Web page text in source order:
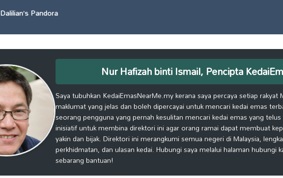
Dalilian’s Pandora
Nur Hafizah binti Ismail, Pencipta
Saya tubuhkan KedaiEmasNearMe.my kerana saya percaya setiap rakyat
maklumat yang jelas dan boleh dipercayai untuk mencari kedai emas
seorang pengguna yang pernah kesulitan mencari kedai emas yang
inisiatif untuk membina direktori ini agar orang ramai dapat membuat
yakin dan bijak. Direktori ini merangkumi semua negeri di Malaysia,
perkhidmatan, dan ulasan kedai. Hubungi saya melalui halaman hubungi
sebarang bantuan!